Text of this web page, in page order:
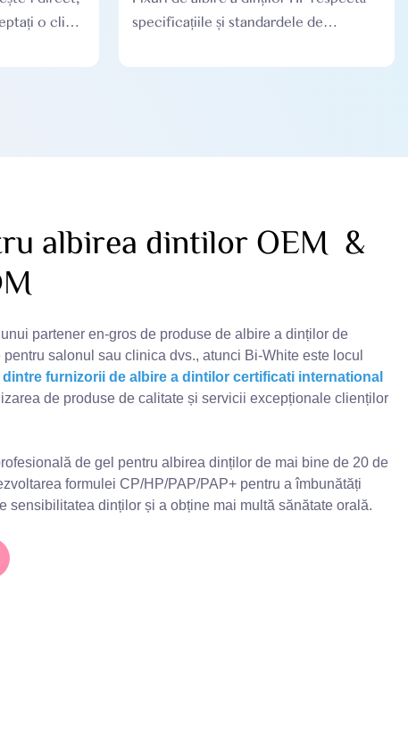
o clipă,
specificațiile și standardele de
siguranța și calitatea produsului
albirea dintilor OEM &
partener en-gros de produse de albire a dinților de
salonul sau clinica dvs., atunci Bi-White este locul
furnizorii de albire a dintilor certificati international
de produse de calitate și servicii excepționale clienților
de gel pentru albirea dinților de mai bine de 20 de
formulei CP/HP/PAP/PAP+ pentru a îmbunătăți
sensibilitatea dinților și a obține mai multă sănătate orală.